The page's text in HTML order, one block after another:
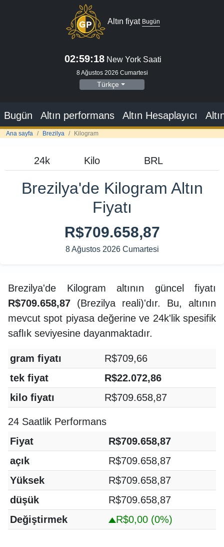
Altın fiyat Bugün
02:59:19 New York Saati
8 Ağustos 2026 Cumartesi
Türkçe
Bugün Altın performans Altın Hesaplayıcı
Ana sayfa Brezilya Kilogram
Brezilya'de Kilogram Altın
Fiyatı
R$709.658,87
8 Ağustos 2026 Cumartesi
Brezilya'de Kilogram altının güncel fiyatı
R$709.658,87 (Brezilya reali)'dır. Bu, altının
mevcut spot piyasa değerine ve 24k'lik spesifik
saflık seviyesine dayanmaktadır.
gram fiyatı
R$709,66
tek fiyat
R$22.072,86
kilo fiyatı
R$709.658,87
24 Saatlik Performans
Fiyat
R$709.658,87
açık
R$709.658,87
Yüksek
R$709.658,87
düşük
R$709.658,87
Değiştirmek
R$0,00 (0%)